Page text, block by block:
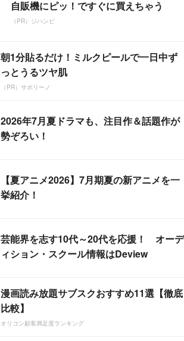
自販機にピッ！ですぐに買えちゃう
（PR）ジハンピ
朝1分貼るだけ！ミルクピールで一日中ず
っとうるツヤ肌
（PR）サボリーノ
2026年7月夏ドラマも、注目作＆話題作が
勢ぞろい！
【夏アニメ2026】7月期夏の新アニメを一
挙紹介！
芸能界を志す10代～20代を応援！ オーデ
ィション・スクール情報はDeview
漫画読み放題サブスクおすすめ11選【徹底
比較】
オリコン顧客満足度ランキング